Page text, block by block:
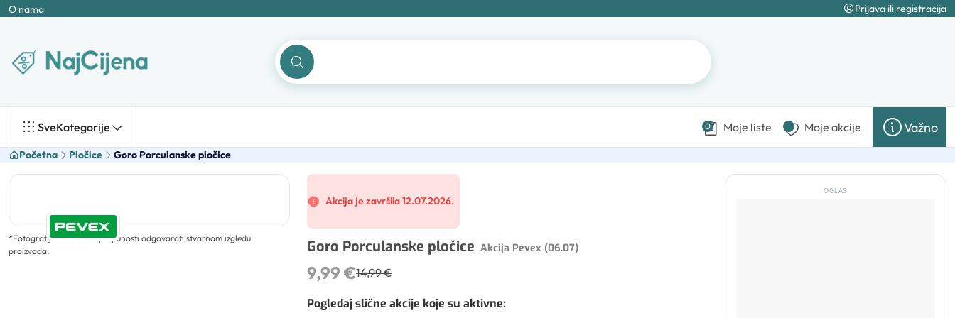
O nama Prijava ili registracija
SveKategorije 0 Moje liste Moje akcije Važno
Početna Pločice Goro Porculanske pločice
*Fotografija ne mora u potpunosti odgovarati stvarnom izgledu
proizvoda.
Akcija je završila 12.07.2026.
Goro Porculanske pločice Akcija Pevex (06.07)
9,99 €14,99 €
Pogledaj slične akcije koje su aktivne:
OGLAS